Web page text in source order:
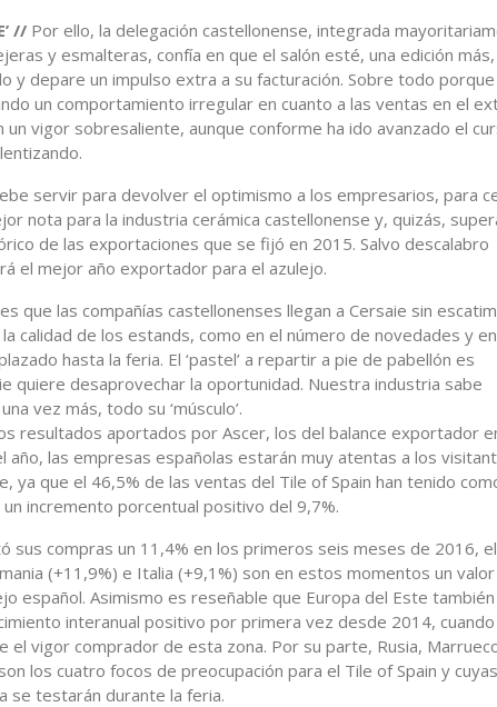
// Por ello, la delegación castellonense, integrada
y esmalteras, confía en que el salón esté, una edición más,
y depare un impulso extra a su facturación. Sobre todo porque
un comportamiento irregular en cuanto a las ventas en el
un vigor sobresaliente, aunque conforme ha ido avanzado el
servir para devolver el optimismo a los empresarios, para
nota para la industria cerámica castellonense y, quizás,
de las exportaciones que se fijó en 2015. Salvo descalabro
el mejor año exportador para el azulejo.
que las compañías castellonenses llegan a Cersaie sin
calidad de los estands, como en el número de novedades y
hasta la feria. El ‘pastel’ a repartir a pie de pabellón es
quiere desaprovechar la oportunidad. Nuestra industria sabe
vez más, todo su ‘músculo’.
resultados aportados por Ascer, los del balance exportador
las empresas españolas estarán muy atentas a los
ya que el 46,5% de las ventas del Tile of Spain han tenido
incremento porcentual positivo del 9,7%.
sus compras un 11,4% en los primeros seis meses de 2016,
(+11,9%) e Italia (+9,1%) son en estos momentos un valor
español. Asimismo es reseñable que Europa del Este también
interanual positivo por primera vez desde 2014, cuando
el vigor comprador de esta zona. Por su parte, Rusia,
los cuatro focos de preocupación para el Tile of Spain y cuyas
se testarán durante la feria.